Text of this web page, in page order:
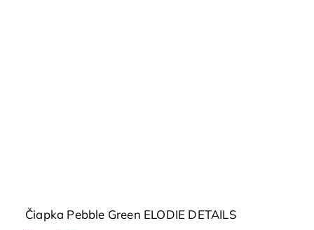
Čiapka Pebble Green ELODIE DETAILS